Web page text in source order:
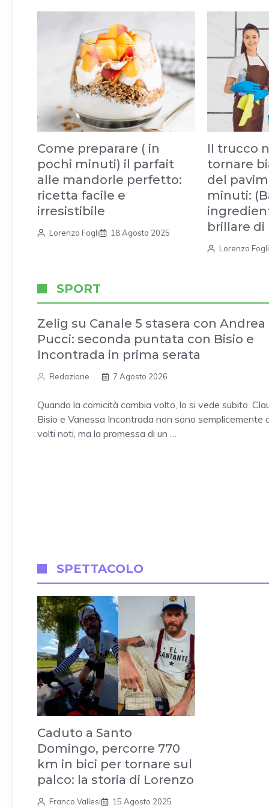
Come preparare ( in
pochi minuti) il parfait
alle mandorle perfetto:
ricetta facile e
irresistibile
Lorenzo Fogli 18 Agosto 2025
Il trucco
tornare
del
minuti:
brillare di
Lorenzo Fogli
SPORT
Zelig su Canale 5 stasera con Andrea
Pucci: seconda puntata con Bisio e
Incontrada in prima serata
Redazione 7 Agosto 2026
Quando la comicità cambia volto, lo si vede subito.
Bisio e Vanessa Incontrada non sono semplicemente
volti noti, ma la promessa di un …
SPETTACOLO
Caduto a Santo
Domingo, percorre 770
km in bici per tornare sul
palco: la storia di Lorenzo
Franco Vallesi 15 Agosto 2025